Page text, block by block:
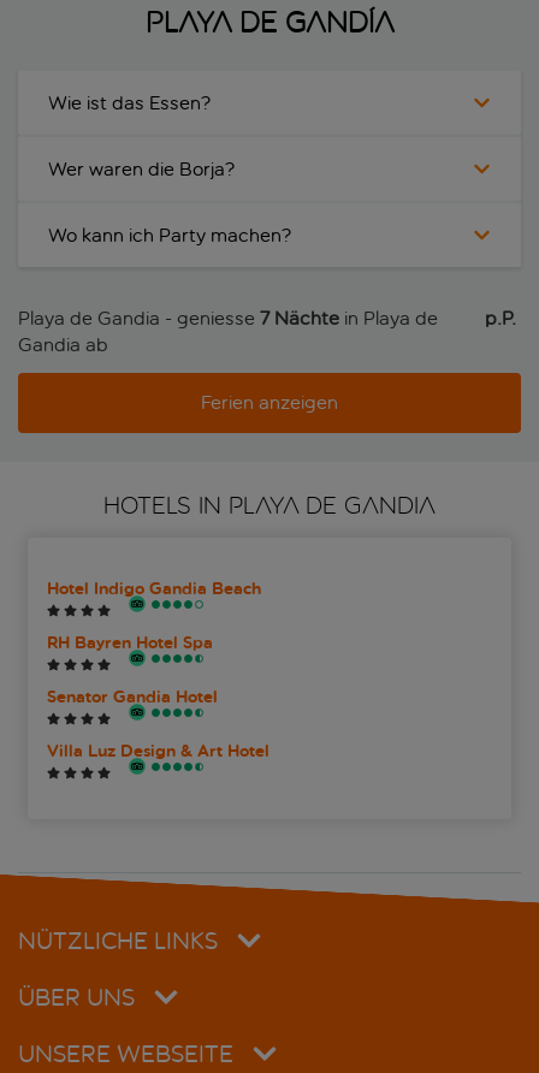
Playa de Gandía
Wie ist das Essen?
Wer waren die Borja?
Wo kann ich Party machen?
Playa de Gandia - geniesse 7 Nächte in Playa de
Gandia ab
p.P.
Ferien anzeigen
HOTELS IN PLAYA DE GANDIA
Hotel Indigo Gandia Beach
RH Bayren Hotel Spa
Senator Gandia Hotel
Villa Luz Design & Art Hotel
NÜTZLICHE LINKS
ÜBER UNS
UNSERE WEBSEITE